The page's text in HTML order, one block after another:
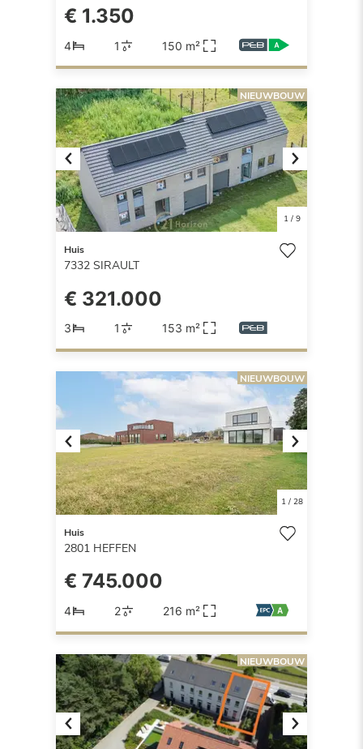
€ 1.350
4 1 150 m²
Previous Next
1/ 9
NIEUWBOUW
Huis
7332 SIRAULT
€ 321.000
3 1 153 m²
Previous Next
1/ 28
NIEUWBOUW
Huis
2801 HEFFEN
€ 745.000
4 2 216 m²
Previous Next
NIEUWBOUW